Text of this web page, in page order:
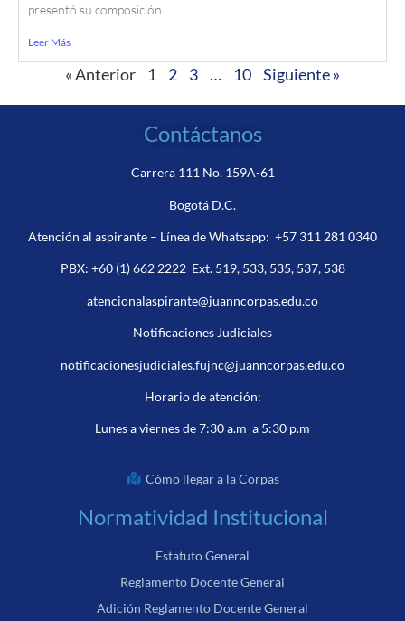
presentó su composición
Leer Más
« Anterior 1 2 3 … 10 Siguiente »
Contáctanos
Carrera 111 No. 159A-61
Bogotá D.C.
Atención al aspirante – Línea de Whatsapp: +57 311 281 0340
PBX: +60 (1) 662 2222Ext. 519, 533, 535, 537, 538
atencionalaspirante@juanncorpas.edu.co
Notificaciones Judiciales
notificacionesjudiciales.fujnc@juanncorpas.edu.co
Horario de atención:
Lunes a viernes de 7:30 a.m a 5:30 p.m
Cómo llegar a la Corpas
Normatividad Institucional
Estatuto General
Reglamento Docente General
Adición Reglamento Docente General